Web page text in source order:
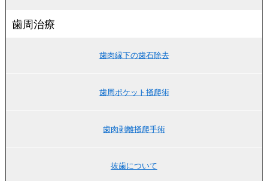
歯周治療
歯肉縁下の歯石除去
歯周ポケット掻爬術
歯肉剥離掻爬手術
抜歯について